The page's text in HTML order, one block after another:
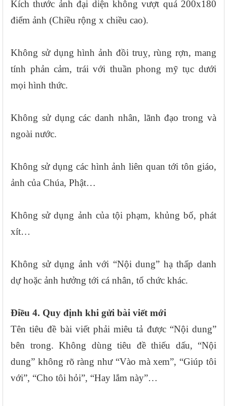
Kích thước ảnh đại diện không vượt quá 200x180
điểm ảnh (Chiều rộng x chiều cao).
Không sử dụng hình ảnh đồi truỵ, rùng rợn, mang
tính phản cảm, trái với thuần phong mỹ tục dưới
mọi hình thức.
Không sử dụng các danh nhân, lãnh đạo trong và
ngoài nước.
Không sử dụng các hình ảnh liên quan tới tôn giáo,
ảnh của Chúa, Phật…
Không sử dụng ảnh của tội phạm, khủng bố, phát
xít…
Không sử dụng ảnh với “Nội dung” hạ thấp danh
dự hoặc ảnh hưởng tới cá nhân, tổ chức khác.
Điều 4. Quy định khi gửi bài viết mới
Tên tiêu đề bài viết phải miêu tả được “Nội dung”
bên trong. Không dùng tiêu đề thiếu dấu, “Nội
dung” không rõ ràng như “Vào mà xem”, “Giúp tôi
với”, “Cho tôi hỏi”, “Hay lắm này”…